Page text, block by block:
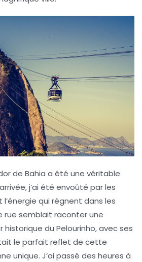
de Bahia a été une véritable
j’ai été envoûté par les
l’énergie qui règnent dans les
rue semblait raconter une
historique du Pelourinho, avec ses
le parfait reflet de cette
unique. J’ai passé des heures à